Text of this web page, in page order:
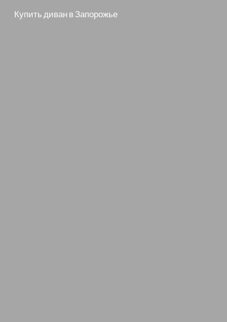
Skip to main content
Купить диван в Запорожье